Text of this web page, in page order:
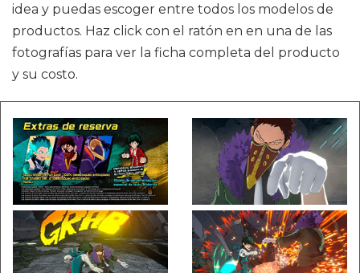
idea y puedas escoger entre todos los modelos de
productos. Haz click con el ratón en en una de las
fotografías para ver la ficha completa del producto
y su costo.